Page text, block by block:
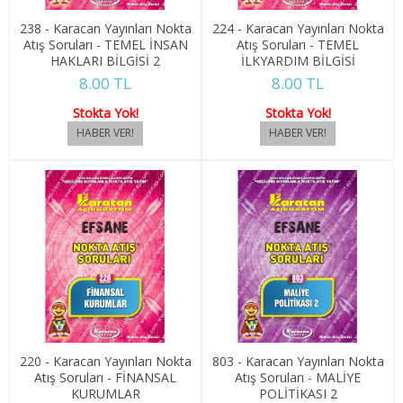
2. SINIF 4. YARIYIL SOSYAL HİZMET
3. SINIF 5. YARIYIL SOSYAL HİZMET
3. SINIF 6. YARIYIL SOSYAL HİZMET
4. SINIF 7. YARIYIL SOSYAL HİZMET
4. SINIF 8. YARIYIL SOSYAL HİZMET
YÖNETİM BİLİŞİM SİSTEMLERİ
1. SINIF 1. YARIYIL YÖNETİM BİLİŞ
1. SINIF 2. YARIYIL YÖNETİM BİLİŞ
2. SINIF 3. YARIYIL YÖNETİM BİLİŞ
2. SINIF 4. YARIYIL YÖNETİM BİLİŞ
238 - Karacan Yayınları Nokta
Atış Soruları - TEMEL İNSAN
HAKLARI BİLGİSİ 2
8.00 TL
Stokta Yok!
224 - Karacan Yayınları Nokta
Atış Soruları - TEMEL
İLKYARDIM BİLGİSİ
8.00 TL
Stokta Yok!
220 - Karacan Yayınları Nokta
Atış Soruları - FİNANSAL
KURUMLAR
803 - Karacan Yayınları Nokta
Atış Soruları - MALİYE
POLİTİKASI 2